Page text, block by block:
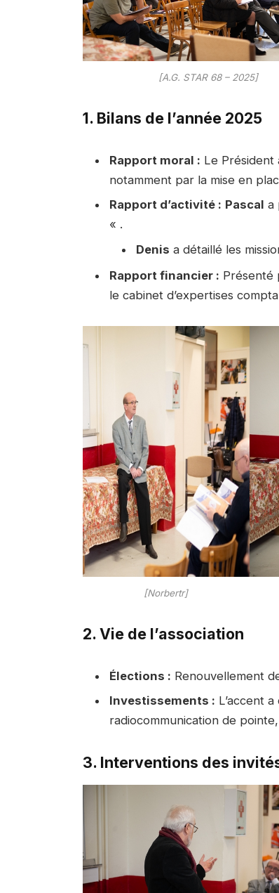
[A.G. STAR 68 – 2025]
1. Bilans de l’année 2025
Rapport moral : Le Président
notamment par la mise en
Rapport d’activité : Pascal a
« .
Denis a détaillé les
Rapport financier : Présenté
le cabinet d’expertises
[Norbertr]
2. Vie de l’association
Élections : Renouvellement
Investissements : L’accent
radiocommunication de
3. Interventions des